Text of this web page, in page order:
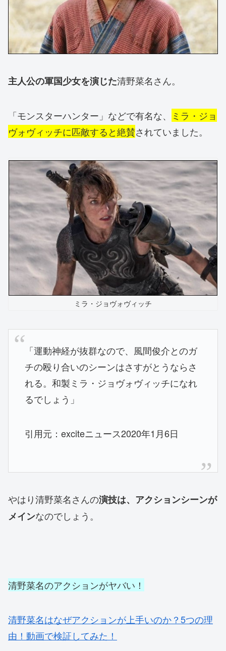
主人公の軍国少女を演じた清野菜名さん。
「モンスターハンター」などで有名な、
ミラ・ジョ
ヴォヴィッチに匹敵すると絶賛されていました。
ミラ・ジョヴォヴィッチ
「運動神経が抜群なので、風間俊介とのガ
チの殴り合いのシーンはさすがとうならさ
れる。和製ミラ・ジョヴォヴィッチになれ
るでしょう」
引用元：exciteニュース2020年1月6日
やはり清野菜名さんの演技は、アクションシーンが
メインなのでしょう。
清野菜名のアクションがヤバい！
清野菜名はなぜアクションが上手いのか？5つの理
由！動画で検証してみた！